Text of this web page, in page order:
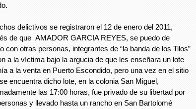
delictivos se registraron el 12 de enero del 2011,
de que AMADOR GARCIA REYES, se puedo de
con otras personas, integrantes de “la banda de los Tilos”
a la víctima bajo la argucia de que les enseñara un lote
a la venta en Puerto Escondido, pero una vez en el sitio
encuentra dicho lote, en la colonia San Miguel,
las 17:00 horas, fue privado de su libertad por
y llevado hasta un rancho en San Bartolomé